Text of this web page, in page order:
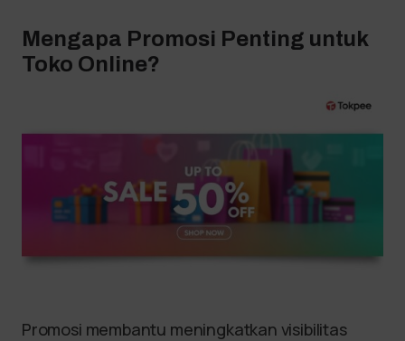
Mengapa Promosi Penting untuk
Toko Online?
Promosi membantu meningkatkan visibilitas